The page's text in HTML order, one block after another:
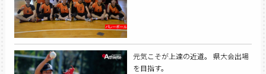
元気こそが上達の近道。 県大会出場
を目指す。